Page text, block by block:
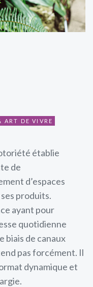
ART DE VIVRE
établie
de
d’espaces
produits.
ayant pour
quotidienne
biais de canaux
pas forcément. Il
dynamique et